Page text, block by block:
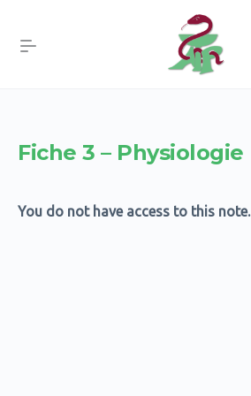
Fiche 3 – Physiologie
You do not have access to this note.